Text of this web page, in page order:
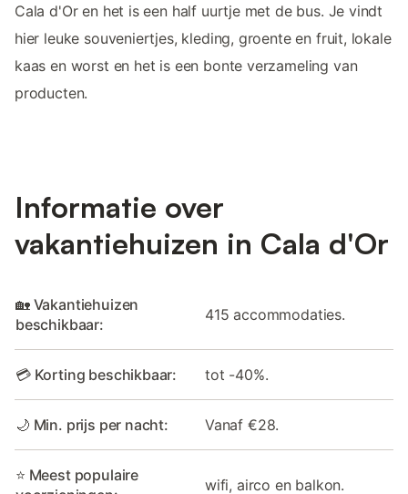
Cala d'Or en het is een half uurtje met de bus. Je vindt
hier leuke souveniertjes, kleding, groente en fruit, lokale
kaas en worst en het is een bonte verzameling van
producten.
Informatie over
vakantiehuizen in Cala d'Or
🏡 Vakantiehuizen
beschikbaar:
415 accommodaties.
💳 Korting beschikbaar: tot -40%.
🌙 Min. prijs per nacht: Vanaf €28.
⭐ Meest populaire
wifi, airco en balkon.